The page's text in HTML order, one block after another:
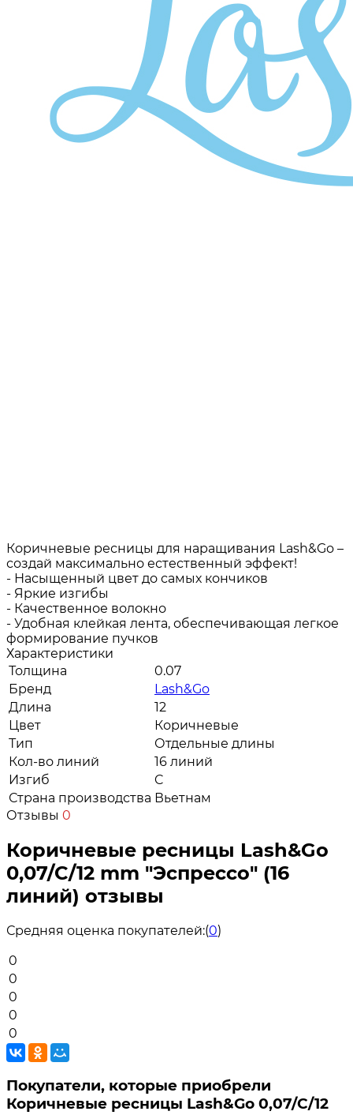
Коричневые ресницы для наращивания Lash&Go –
создай максимально естественный эффект!
- Насыщенный цвет до самых кончиков
- Яркие изгибы
- Качественное волокно
- Удобная клейкая лента, обеспечивающая легкое
формирование пучков
Характеристики
Толщина
0.07
Бренд
Lash&Go
Длина
12
Цвет
Коричневые
Тип
Отдельные длины
Кол-во линий
16 линий
Изгиб
C
Страна производства Вьетнам
Отзывы 0
Коричневые ресницы Lash&Go
0,07/C/12 mm "Эспрессо" (16
линий) отзывы
Средняя оценка покупателей:(0)
0
0
0
0
0
Покупатели, которые приобрели
Коричневые ресницы Lash&Go 0,07/C/12